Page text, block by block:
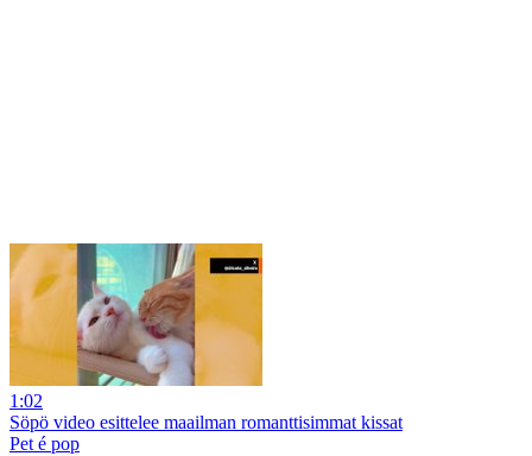
1:02
Söpö video esittelee maailman romanttisimmat kissat
Pet é pop